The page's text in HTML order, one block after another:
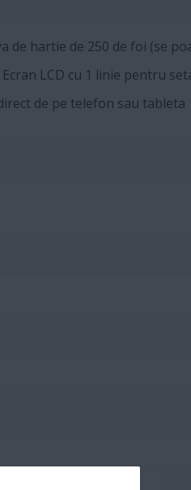
de hartie de 250 de foi (se
Ecran LCD cu 1 linie pentru
de pe telefon sau tableta